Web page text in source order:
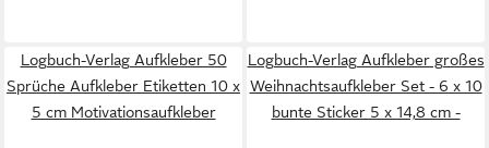
Logbuch-Verlag Aufkleber 50
Sprüche Aufkleber Etiketten 10 x
5 cm Motivationsaufkleber
Logbuch-Verlag Aufkleber großes
Weihnachtsaufkleber Set - 6 x 10
bunte Sticker 5 x 14,8 cm -